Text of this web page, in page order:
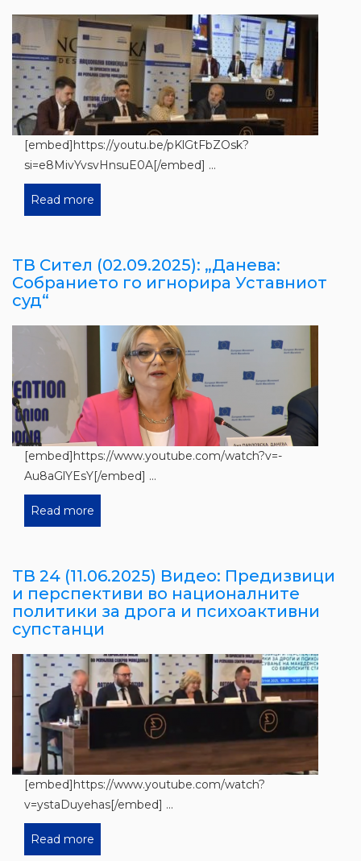
[embed]https://youtu.be/pKlGtFbZOsk?
si=e8MivYvsvHnsuE0A[/embed] ...
Read more
ТВ Сител (02.09.2025): „Данева:
Собранието го игнорира Уставниот
суд“
[embed]https://www.youtube.com/watch?v=-
Au8aGlYEsY[/embed] ...
Read more
ТВ 24 (11.06.2025) Видео: Предизвици
и перспективи во националните
политики за дрога и психоактивни
супстанци
[embed]https://www.youtube.com/watch?
v=ystaDuyehas[/embed] ...
Read more